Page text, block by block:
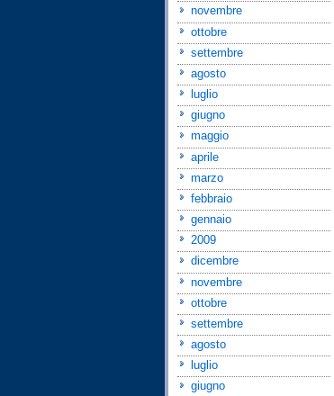
novembre
ottobre
settembre
agosto
luglio
giugno
maggio
aprile
marzo
febbraio
gennaio
2009
dicembre
novembre
ottobre
settembre
agosto
luglio
giugno